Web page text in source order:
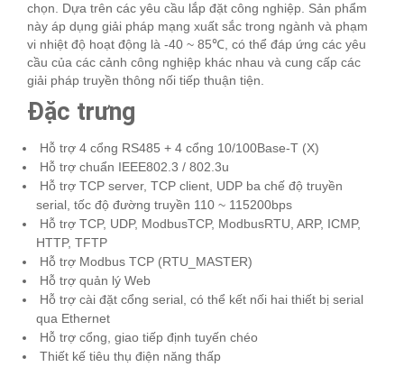
chọn. Dựa trên các yêu cầu lắp đặt công nghiệp. Sản phẩm
này áp dụng giải pháp mạng xuất sắc trong ngành và phạm
vi nhiệt độ hoạt động là -40 ~ 85℃, có thể đáp ứng các yêu
cầu của các cảnh công nghiệp khác nhau và cung cấp các
giải pháp truyền thông nối tiếp thuận tiện.
Đặc trưng
Hỗ trợ 4 cổng RS485 + 4 cổng 10/100Base-T (X)
Hỗ trợ chuẩn IEEE802.3 / 802.3u
Hỗ trợ TCP server, TCP client, UDP ba chế độ truyền
serial, tốc độ đường truyền 110 ~ 115200bps
Hỗ trợ TCP, UDP, ModbusTCP, ModbusRTU, ARP, ICMP,
HTTP, TFTP
Hỗ trợ Modbus TCP (RTU_MASTER)
Hỗ trợ quản lý Web
Hỗ trợ cài đặt cổng serial, có thể kết nối hai thiết bị serial
qua Ethernet
Hỗ trợ cổng, giao tiếp định tuyến chéo
Thiết kế tiêu thụ điện năng thấp